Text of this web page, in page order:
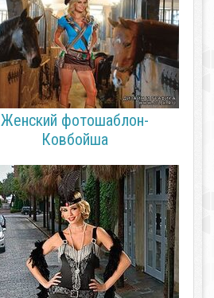
Женский фотошаблон-
Ковбойша